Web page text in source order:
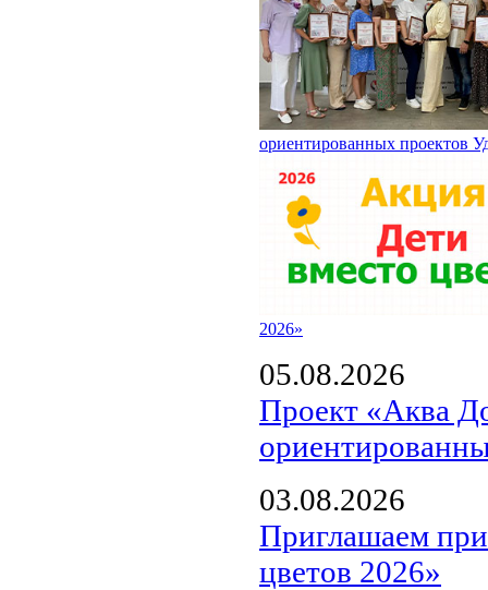
ориентированных проектов
2026»
05.08.2026
Проект «Аква
03.08.2026
Приглашаем
цветов 2026»